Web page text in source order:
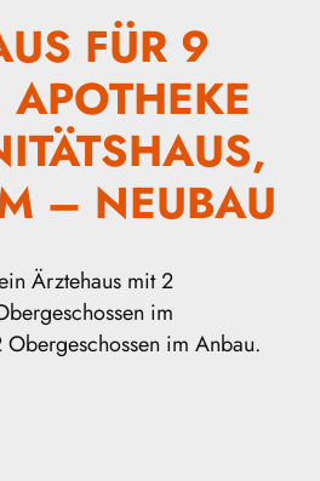
FÜR 9
– NEUBAU
Ärztehaus mit 2
im
im Anbau.